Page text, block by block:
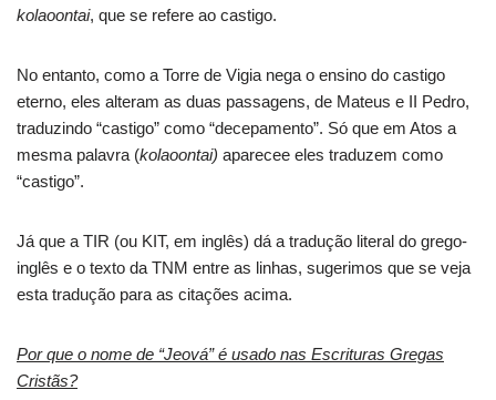
kolaoontai, que se refere ao castigo.
No entanto, como a Torre de Vigia nega o ensino do castigo
eterno, eles alteram as duas passagens, de Mateus e II Pedro,
traduzindo “castigo” como “decepamento”. Só que em Atos a
mesma palavra (kolaoontai) aparecee eles traduzem como
“castigo”.
Já que a TIR (ou KIT, em inglês) dá a tradução literal do grego-
inglês e o texto da TNM entre as linhas, sugerimos que se veja
esta tradução para as citações acima.
Por que o nome de “Jeová” é usado nas Escrituras Gregas
Cristãs?